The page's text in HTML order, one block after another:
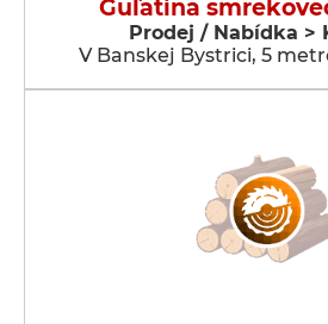
Guľatina
Prodej / Nabídka >
V Banskej Bystrici, 5